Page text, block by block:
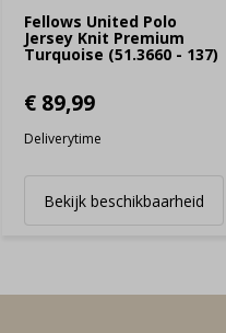
Fellows United Polo
Jersey Knit Premium
Turquoise (51.3660 - 137)
€ 89,99
Deliverytime
Bekijk beschikbaarheid